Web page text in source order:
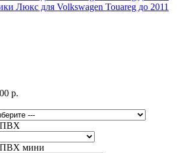
р.
ПВХ
ПВХ мини